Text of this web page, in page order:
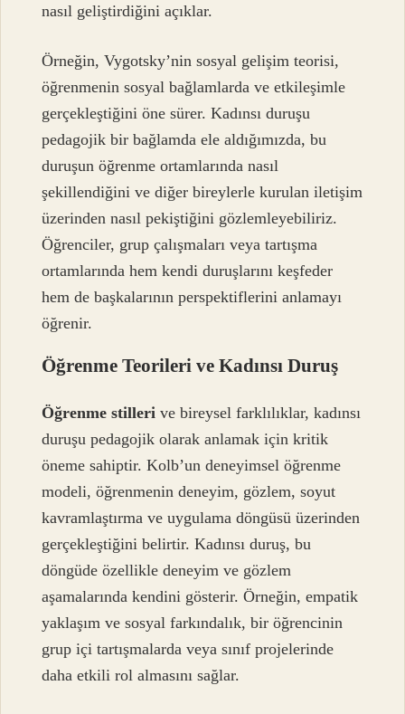
nasıl geliştirdiğini açıklar.
Örneğin, Vygotsky’nin sosyal gelişim teorisi,
öğrenmenin sosyal bağlamlarda ve etkileşimle
gerçekleştiğini öne sürer. Kadınsı duruşu
pedagojik bir bağlamda ele aldığımızda, bu
duruşun öğrenme ortamlarında nasıl
şekillendiğini ve diğer bireylerle kurulan iletişim
üzerinden nasıl pekiştiğini gözlemleyebiliriz.
Öğrenciler, grup çalışmaları veya tartışma
ortamlarında hem kendi duruşlarını keşfeder
hem de başkalarının perspektiflerini anlamayı
öğrenir.
Öğrenme Teorileri ve Kadınsı Duruş
Öğrenme stilleri ve bireysel farklılıklar, kadınsı
duruşu pedagojik olarak anlamak için kritik
öneme sahiptir. Kolb’un deneyimsel öğrenme
modeli, öğrenmenin deneyim, gözlem, soyut
kavramlaştırma ve uygulama döngüsü üzerinden
gerçekleştiğini belirtir. Kadınsı duruş, bu
döngüde özellikle deneyim ve gözlem
aşamalarında kendini gösterir. Örneğin, empatik
yaklaşım ve sosyal farkındalık, bir öğrencinin
grup içi tartışmalarda veya sınıf projelerinde
daha etkili rol almasını sağlar.